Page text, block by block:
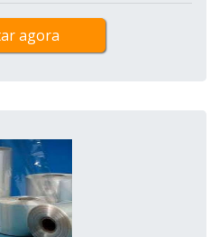
agora